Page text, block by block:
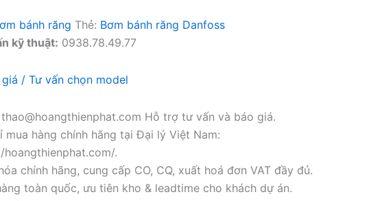
bánh răng Thẻ: Bơm bánh răng Danfoss
kỹ thuật: 0938.78.49.77
/ Tư vấn chọn model
thao@hoangthienphat.com Hỗ trợ tư vấn và báo giá.
mua hàng chính hãng tại Đại lý Việt Nam:
hoangthienphat.com/.
chính hãng, cung cấp CO, CQ, xuất hoá đơn VAT đầy đủ.
toàn quốc, ưu tiên kho & leadtime cho khách dự án.